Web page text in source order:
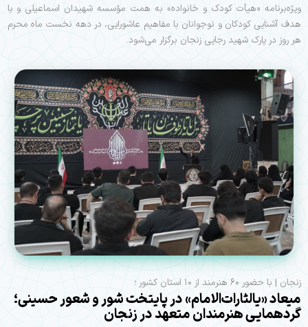
ویژه‌برنامه «هیأت کودک و خانواده» به همت مؤسسه شهیدان اسماعیلی و با
هدف آشنایی کودکان و نوجوانان با مفاهیم عاشورایی، در دهه نخست ماه محرم
هر روز در پارک شهید رجایی زنجان برگزار می‌شود.
زنجان | با حضور ۶۰ هنرمند از ۱۰ استان کشور ؛
میعاد «یالثارات‌الامام» در پایتخت شور و شعور حسینی؛
گردهمایی هنرمندان متعهد در زنجان